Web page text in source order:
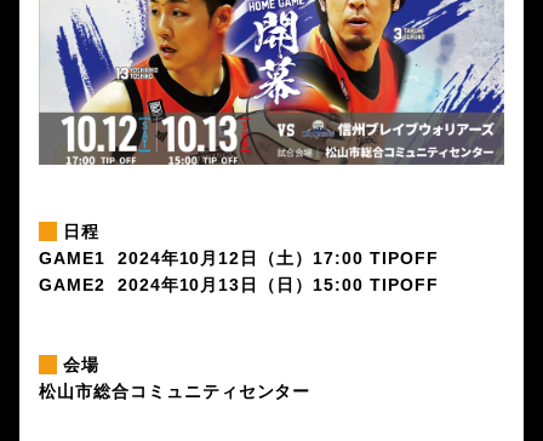
日程
GAME1 2024年10月12日（土）17:00 TIPOFF
GAME2 2024年10月13日（日）15:00 TIPOFF
会場
松山市総合コミュニティセンター